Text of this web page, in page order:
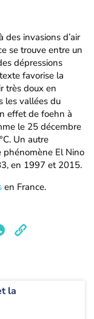
des invasions d’air
se trouve entre un
dépressions
favorise la
très doux en
les vallées du
effet de foehn à
le 25 décembre
Un autre
phénomène El Nino
en 1997 et 2015.
en France.
la